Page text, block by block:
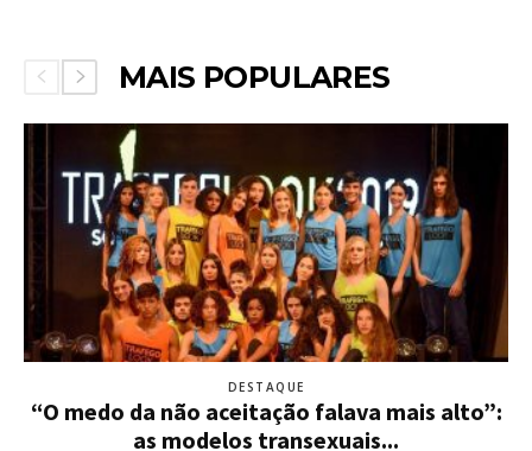
MAIS POPULARES
DESTAQUE
“O medo da não aceitação falava mais alto”:
as modelos transexuais...